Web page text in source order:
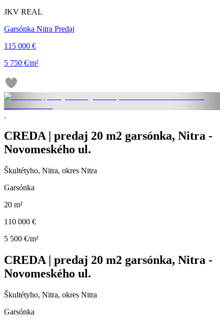
JKV REAL
Garsónka Nitra Predaj
115 000 €
5 750 €/m²
CREDA | predaj 20 m2 garsónka, Nitra -
Novomeského ul.
Škultétyho, Nitra, okres Nitra
Garsónka
20 m²
110 000 €
5 500 €/m²
CREDA | predaj 20 m2 garsónka, Nitra -
Novomeského ul.
Škultétyho, Nitra, okres Nitra
Garsónka